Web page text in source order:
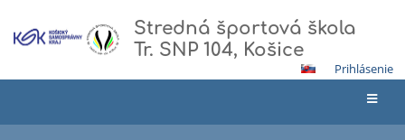
Stredná športová škola
Tr. SNP 104, Košice
Prihlásenie